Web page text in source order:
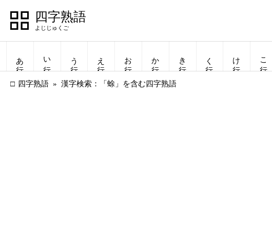
四字熟語
あ行 い行 う行 え行 お行 か行 き行 く行 け行 こ行
四字熟語 漢字検索：「蜍」を含む四字熟語